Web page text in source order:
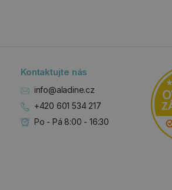
Kontaktujte nás
info@aladine.cz
+420 601 534 217
Po - Pá 8:00 - 16:30